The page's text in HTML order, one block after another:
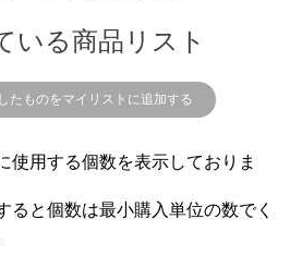
いる商品リスト
たものをマイリストに追加する
使用する個数を表示しておりま
と個数は最小購入単位の数でく